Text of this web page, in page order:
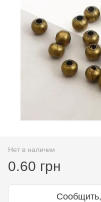
Нет в наличии
0.60 грн